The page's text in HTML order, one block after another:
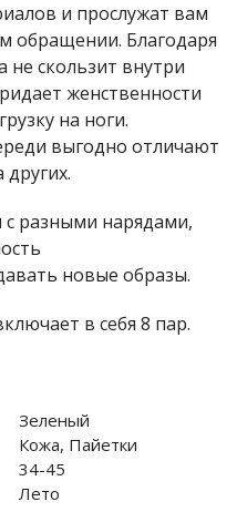
и прослужат вам
обращении. Благодаря
не скользит внутри
женственности
на ноги.
выгодно отличают
с разными нарядами,
новые образы.
в себя 8 пар.
Зеленый
Кожа, Пайетки
34-45
Лето